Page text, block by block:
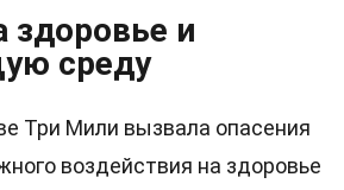
здоровье и
среду
Три Мили вызвала опасения
воздействия на здоровье